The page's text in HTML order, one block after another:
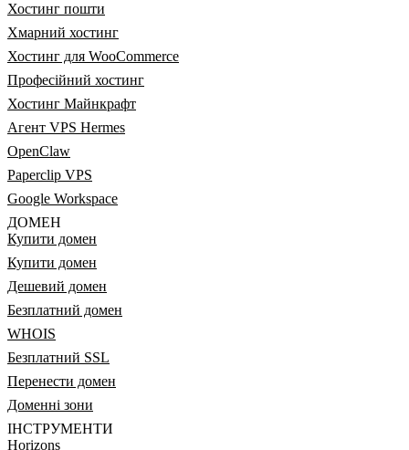
Хостинг пошти
Хмарний хостинг
Хостинг для WooCommerce
Професійний хостинг
Хостинг Майнкрафт
Агент VPS Hermes
OpenClaw
Paperclip VPS
Google Workspace
ДОМЕН
Купити домен
Купити домен
Дешевий домен
Безплатний домен
WHOIS
Безплатний SSL
Перенести домен
Доменні зони
ІНСТРУМЕНТИ
Horizons